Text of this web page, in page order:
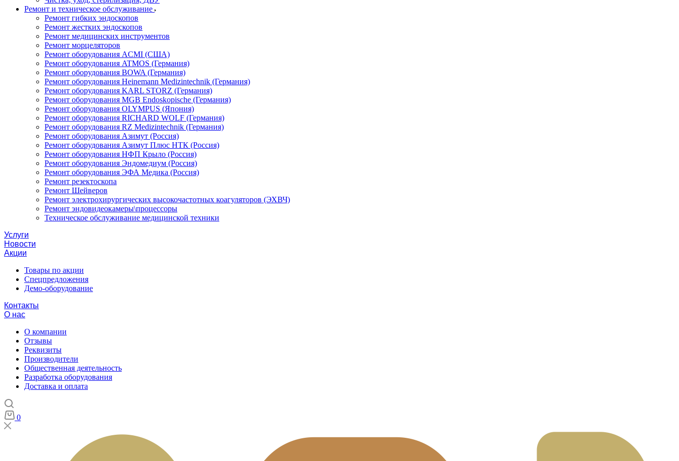
Ремонт и техническое обслуживание
Ремонт гибких эндоскопов
Ремонт жестких эндоскопов
Ремонт медицинских инструментов
Ремонт морцеляторов
Ремонт оборудования ACMI (США)
Ремонт оборудования ATMOS (Германия)
Ремонт оборудования BOWA (Германия)
Ремонт оборудования Heinemann Medizintechnik (Германия)
Ремонт оборудования KARL STORZ (Германия)
Ремонт оборудования MGB Endoskopische (Германия)
Ремонт оборудования OLYMPUS (Япония)
Ремонт оборудования RICHARD WOLF (Германия)
Ремонт оборудования RZ Medizintechnik (Германия)
Ремонт оборудования Азимут (Россия)
Ремонт оборудования Азимут Плюс НТК (Россия)
Ремонт оборудования НФП Крыло (Россия)
Ремонт оборудования Эндомедиум (Россия)
Ремонт оборудования ЭФА Медика (Россия)
Ремонт резектоскопа
Ремонт Шейверов
Ремонт электрохирургических высокочастотных коагуляторов (ЭХВЧ)
Ремонт эндовидеокамеры\процессоры
Техническое обслуживание медицинской техники
Услуги
Новости
Акции
Товары по акции
Спецпредложения
Демо-оборудование
Контакты
О нас
О компании
Отзывы
Реквизиты
Производители
Общественная деятельность
Разработка оборудования
Доставка и оплата
0